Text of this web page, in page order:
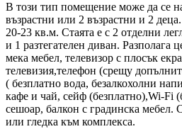
В този тип помещение може да се
възрастни или 2 възрастни и 2
20-23 кв.м. Стаята е с 2 отделни
и 1 разтегателен диван. Разполага
мека мебел, телевизор с плосък
телевизия,телефон (срещу
( безплатно вода, безалкохолни
кафе и чай, сейф (безплатно),Wi-Fi
сешоар, балкон с градинска мебел.
или гледка към комплекса.